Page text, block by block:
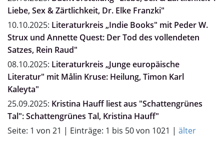
Liebe, Sex & Zärtlichkeit, Dr. Elke Franzki"
10.10.2025: Literaturkreis „Indie Books" mit Peder W.
Strux und Annette Quest: Der Tod des vollendeten
Satzes, Rein Raud"
08.10.2025: Literaturkreis „Junge europäische
Literatur" mit Målin Kruse: Heilung, Timon Karl
Kaleyta"
25.09.2025: Kristina Hauff liest aus "Schattengrünes
Tal": Schattengrünes Tal, Kristina Hauff"
Seite: 1 von 21 | Einträge: 1 bis 50 von 1021 | älter